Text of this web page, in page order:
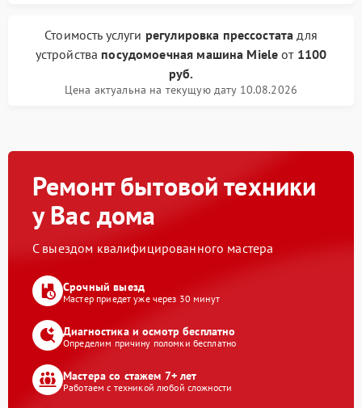
Стоимость услуги регулировка прессостата для
устройства посудомоечная машина Miele от 1100
руб.
Цена актуальна на текущую дату 10.08.2026
Ремонт бытовой техники
у Вас дома
С выездом квалифицированного мастера
Срочный выезд
Мастер приедет уже через 30 минут
Диагностика и осмотр бесплатно
Определим причину поломки бесплатно
Мастера со стажем 7+ лет
Работаем с техникой любой сложности